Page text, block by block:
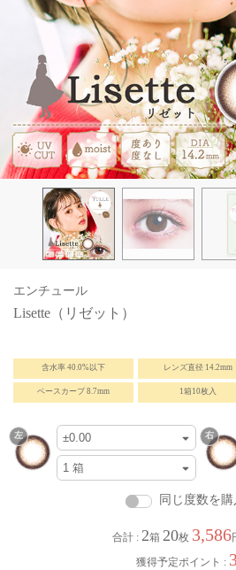
エンチュール
Lisette（リゼット）
含水率 40.0%以下 レンズ直径 14.2mm
ベースカーブ 8.7mm 1箱10枚入
同じ度数を購
合計 : 2箱 20枚 3,586
獲得予定ポイント :